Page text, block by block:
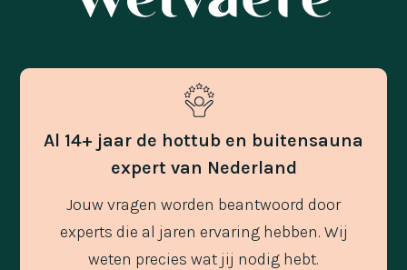
Al 14+ jaar de hottub en buitensauna
expert van Nederland
Jouw vragen worden beantwoord door
experts die al jaren ervaring hebben. Wij
weten precies wat jij nodig hebt.